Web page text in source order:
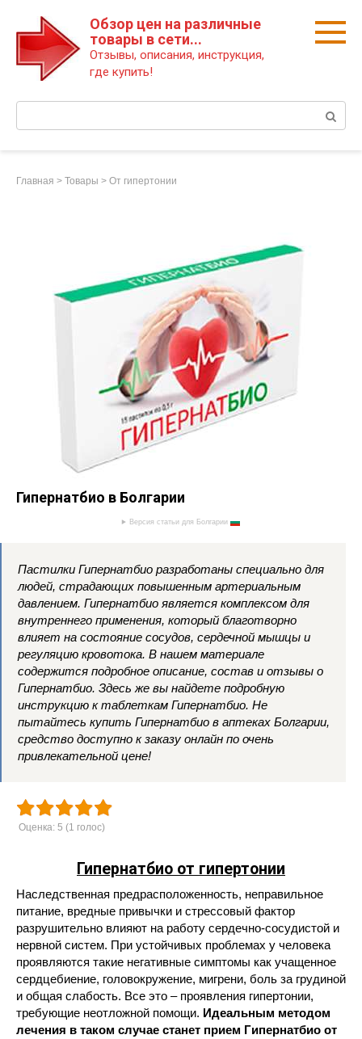
Обзор цен на различные
товары в сети...
Отзывы, описания, инструкция,
где купить!
Главная > Товары > От гипертонии
Гипернатбио в Болгарии
Версия статьи для Болгарии
Пастилки Гипернатбио разработаны специально для
людей, страдающих повышенным артериальным
давлением. Гипернатбио является комплексом для
внутреннего применения, который благотворно
влияет на состояние сосудов, сердечной мышцы и
регуляцию кровотока. В нашем материале
содержится подробное описание, состав и отзывы о
Гипернатбио. Здесь же вы найдете подробную
инструкцию к таблеткам Гипернатбио. Не
пытайтесь купить Гипернатбио в аптеках Болгарии,
средство доступно к заказу онлайн по очень
привлекательной цене!
Оценка: 5 (1 голос)
Гипернатбио от гипертонии
Наследственная предрасположенность, неправильное
питание, вредные привычки и стрессовый фактор
разрушительно влияют на работу сердечно-сосудистой и
нервной систем. При устойчивых проблемах у человека
проявляются такие негативные симптомы как учащенное
сердцебиение, головокружение, мигрени, боль за грудиной
и общая слабость. Все это – проявления гипертонии,
требующие неотложной помощи. Идеальным методом
лечения в таком случае станет прием Гипернатбио от